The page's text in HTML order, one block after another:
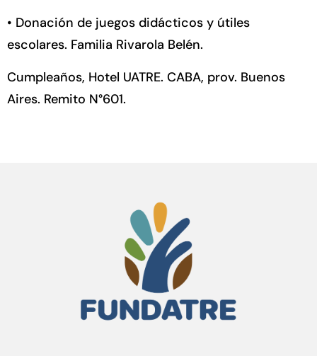
• Donación de juegos didácticos y útiles
escolares. Familia Rivarola Belén.
Cumpleaños, Hotel UATRE. CABA, prov. Buenos
Aires. Remito N°601.